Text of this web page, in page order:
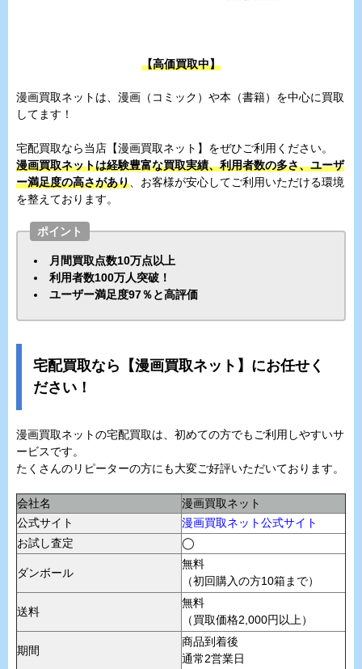
【高価買取中】
漫画買取ネットは、漫画（コミック）や本（書籍）を中心に買取
してます！
宅配買取なら当店【漫画買取ネット】をぜひご利用ください。
漫画買取ネットは経験豊富な買取実績、利用者数の多さ、ユーザ
ー満足度の高さがあり 、お客様が安心してご利用いただける環境
を整えております。
ポイント
月間買取点数10万点以上
利用者数100万人突破！
ユーザー満足度97％と高評価
宅配買取なら【漫画買取ネット】にお任せく
ださい！
漫画買取ネットの宅配買取は、初めての方でもご利用しやすいサ
ービスです。
たくさんのリピーターの方にも大変ご好評いただいております。
会社名
漫画買取ネット
公式サイト
漫画買取ネット公式サイト
お試し査定
◯
ダンボール
無料
（初回購入の方10箱まで）
送料
無料
（買取価格2,000円以上）
期間
商品到着後
通常2営業日